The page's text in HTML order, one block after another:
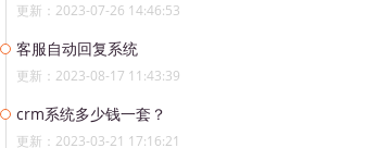
更新：2023-07-26 14:46:53
客服自动回复系统
更新：2023-08-17 11:43:39
crm系统多少钱一套？
更新：2023-03-21 17:16:21